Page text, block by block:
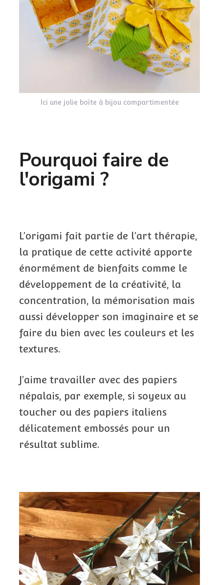
Ici une jolie boîte à bijou compartimentée
Pourquoi faire de
l'origami ?
L’origami fait partie de l’art thérapie,
la pratique de cette activité apporte
énormément de bienfaits comme le
développement de la créativité, la
concentration, la mémorisation mais
aussi développer son imaginaire et se
faire du bien avec les couleurs et les
textures.
J’aime travailler avec des papiers
népalais, par exemple, si soyeux au
toucher ou des papiers italiens
délicatement embossés pour un
résultat sublime.